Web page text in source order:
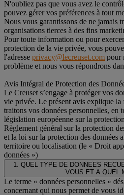
N'oubliez pas que vous avez le
pouvez gérer vos préférences à tout
Nous vous garantissons de ne jamais
organisations tierces à des fins
Pour toute information ou pour
protection de la vie privée, vous
l'adresse privacy@lecreuset.com pour
problème et nous vous répondrons
Avis Intégral de Protection des
Le Creuset s’engage à protéger vos
vie privée. Le présent avis explique
traitons vos données personnelles, en
législation européenne sur la
Règlement général sur la protection
et la loi sur la protection des données
territoire ou localisation (le « Droit
données »)
1. QUEL TYPE DE DONNEES
VOUS ET A QUEL
Le terme « données personnelles »
concernant qui nous permet de vous